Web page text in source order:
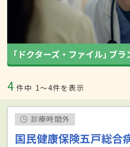
4 件中 1〜4件を表示
診療時間外
国民健康保険五戸総合